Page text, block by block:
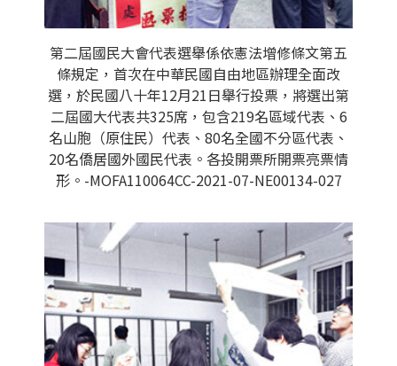
第二屆國民大會代表選舉係依憲法增修條文第五
條規定，首次在中華民國自由地區辦理全面改
選，於民國八十年12月21日舉行投票，將選出第
二屆國大代表共325席，包含219名區域代表、6
名山胞（原住民）代表、80名全國不分區代表、
20名僑居國外國民代表。各投開票所開票亮票情
形。-MOFA110064CC-2021-07-NE00134-027